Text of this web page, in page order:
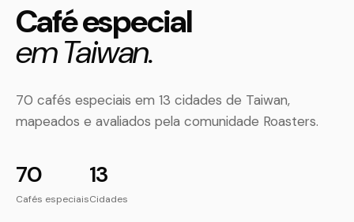
Café especial
em Taiwan.
70 cafés especiais em 13 cidades de Taiwan,
mapeados e avaliados pela comunidade Roasters.
70
Cafés especiais
13
Cidades